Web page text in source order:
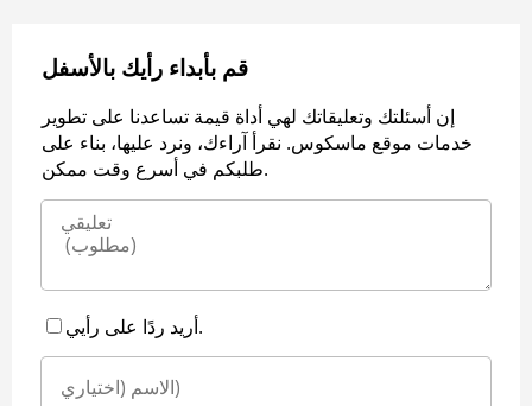
قم بأبداء رأيك بالأسفل
إن أسئلتك وتعليقاتك لهي أداة قيمة تساعدنا على تطوير
خدمات موقع ماسكوس. نقرأ آراءك، ونرد عليها، بناء على
طلبكم في أسرع وقت ممكن.
أريد ردًا على رأيي.